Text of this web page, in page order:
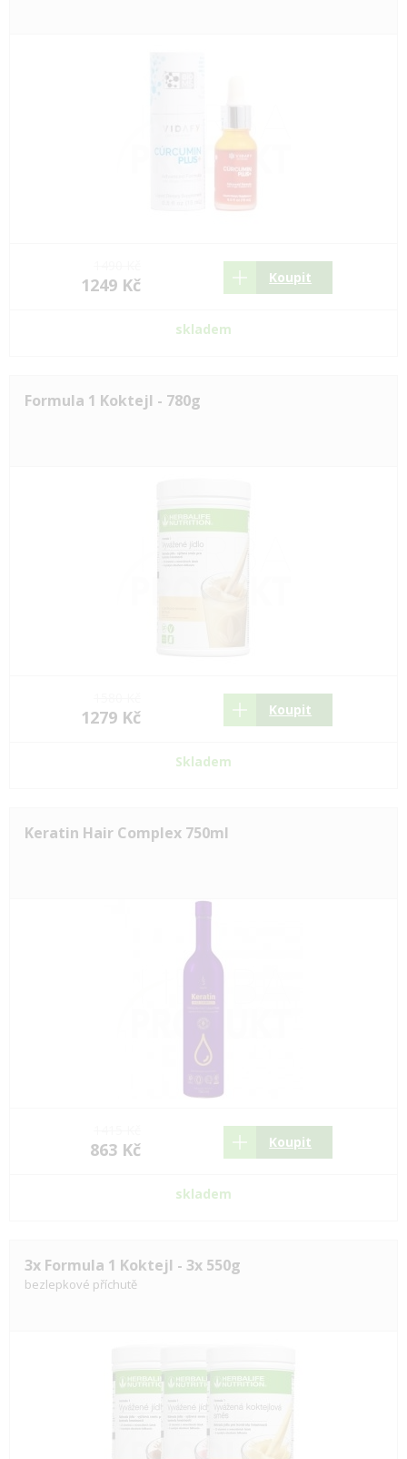
1249 Kč Koupit
skladem
Formula 1 Koktejl - 780g
1279 Kč Koupit
Skladem
Keratin Hair Complex 750ml
863 Kč Koupit
skladem
3x Formula 1 Koktejl - 3x 550g
bezlepkové příchutě